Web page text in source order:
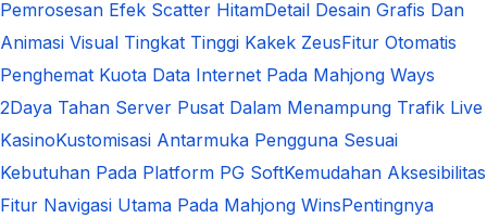
Pemrosesan Efek Scatter HitamDetail Desain Grafis Dan
Animasi Visual Tingkat Tinggi Kakek ZeusFitur Otomatis
Penghemat Kuota Data Internet Pada Mahjong Ways
2Daya Tahan Server Pusat Dalam Menampung Trafik Live
KasinoKustomisasi Antarmuka Pengguna Sesuai
Kebutuhan Pada Platform PG SoftKemudahan Aksesibilitas
Fitur Navigasi Utama Pada Mahjong WinsPentingnya